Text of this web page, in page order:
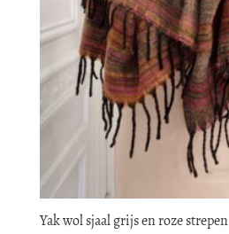
Yak wol sjaal grijs en roze strepen